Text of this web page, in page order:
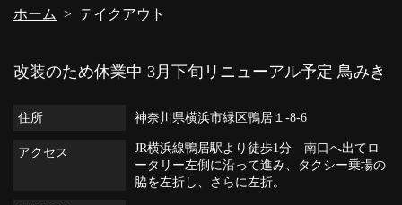
ホーム テイクアウト
改装のため休業中 3月下旬リニューアル予定 鳥みき
住所 神奈川県横浜市緑区鴨居１-8-6
アクセス
JR横浜線鴨居駅より徒歩1分 南口へ出てロ
ータリー左側に沿って進み、タクシー乗場の
脇を左折し、さらに左折。